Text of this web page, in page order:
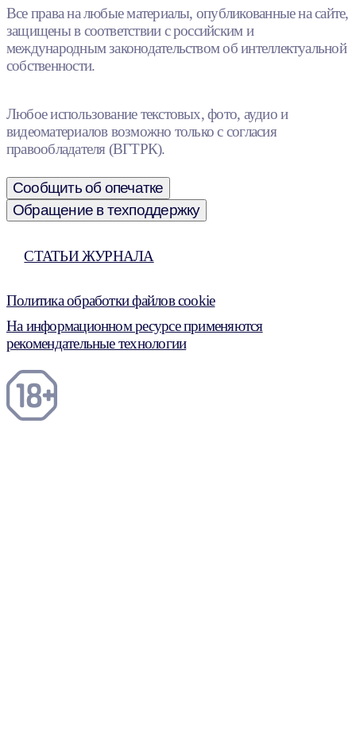
Все права на любые материалы, опубликованные на сайте,
защищены в соответствии с российским и
международным законодательством об интеллектуальной
собственности.
Любое использование текстовых, фото, аудио и
видеоматериалов возможно только с согласия
правообладателя (ВГТРК).
Сообщить об опечатке
Обращение в техподдержку
СТАТЬИ ЖУРНАЛА
Политика обработки файлов cookie
На информационном ресурсе применяются
рекомендательные технологии